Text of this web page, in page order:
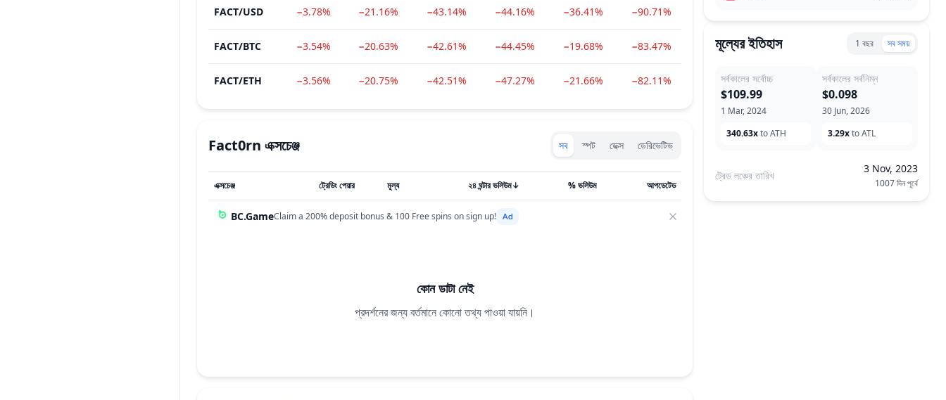
FACT/USD −3.78% −21.16% −43.14% −44.16% −36.41% −90.71%
FACT/BTC −3.54% −20.63% −42.61% −44.45% −19.68% −83.47%
FACT/ETH −3.56% −20.75% −42.51% −47.27% −21.66% −82.11%
মূল্যের ইতিহাস 1 বছর সব সময়
সর্বকালের সর্বোচ্চ
1 Mar, 2024
$109.99
340.63xto ATH
সর্বকালের সর্বনিম্ন
30 Jun, 2026
$0.098
3.29xto ATL
ট্রেড লঞ্চের তারিখ
3 Nov, 2023
1007 দিন পূর্বে
Fact0rn এক্সচেঞ্জ Exchanges type
সব স্পট ডেক্স ডেরিভেটিভ
এক্সচেঞ্জ ট্রেডিং পেয়ার মূল্য ↓
২৪ ঘন্টার ভলিউম % ভলিউম আপডেটেড
BC.GameClaim a 200% deposit bonus & 100 Free spins on sign up!
কোন ডাটা নেই
প্রদর্শনের জন্য বর্তমানে কোনো তথ্য পাওয়া যায়নি।